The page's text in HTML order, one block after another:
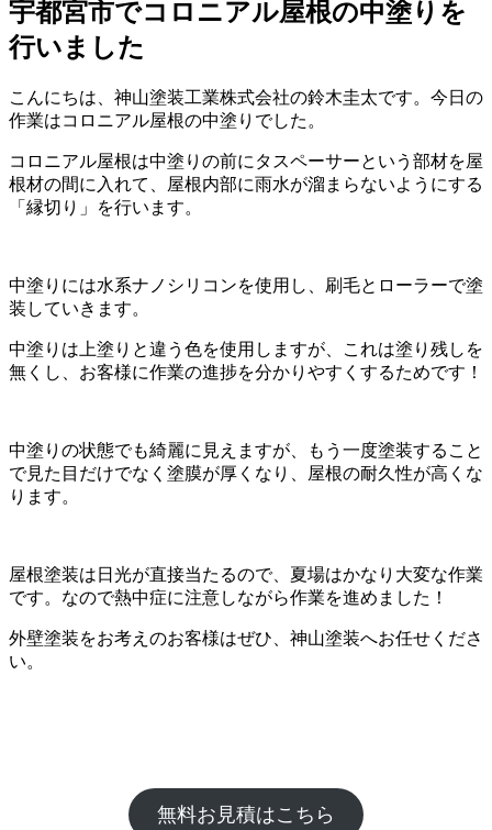
宇都宮市でコロニアル屋根の中塗りを
行いました
こんにちは、神山塗装工業株式会社の鈴木圭太です。今日の
作業はコロニアル屋根の中塗りでした。
コロニアル屋根は中塗りの前にタスペーサーという部材を屋
根材の間に入れて、屋根内部に雨水が溜まらないようにする
「縁切り」を行います。
中塗りには水系ナノシリコンを使用し、刷毛とローラーで塗
装していきます。
中塗りは上塗りと違う色を使用しますが、これは塗り残しを
無くし、お客様に作業の進捗を分かりやすくするためです！
中塗りの状態でも綺麗に見えますが、もう一度塗装すること
で見た目だけでなく塗膜が厚くなり、屋根の耐久性が高くな
ります。
屋根塗装は日光が直接当たるので、夏場はかなり大変な作業
です。なので熱中症に注意しながら作業を進めました！
外壁塗装をお考えのお客様はぜひ、神山塗装へお任せくださ
い。
無料お見積はこちら